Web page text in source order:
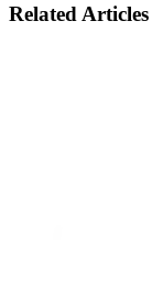
Related Articles